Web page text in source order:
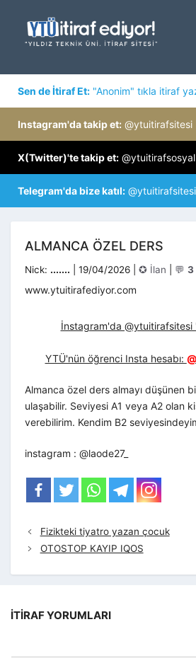
Sen de İtiraf Et: "Anonim" tıkla itiraf
Instagram'da takip et: @ytuitirafsitesi
X(Twitter)'te takip et: @ytuitirafsosyal
Telegram'da bize katıl: @ytuitirafsitesi
ALMANCA ÖZEL DERS
Nick: ....... 19/04/2026 Kategoriler
✪ İlan 💬 3
www.ytuitirafediyor.com
İnstagram'da @ytuitirafsitesi
YTÜ'nün öğrenci Insta hesabı:
Almanca özel ders almayı düşünen
ulaşabilir. Seviyesi A1 veya A2 olan
verebilirim. Kendim B2
instagram : @laode27_
Fizikteki tiyatro yazan çocuk
OTOSTOP KAYIP IQOS
İTIRAF YORUMLARI